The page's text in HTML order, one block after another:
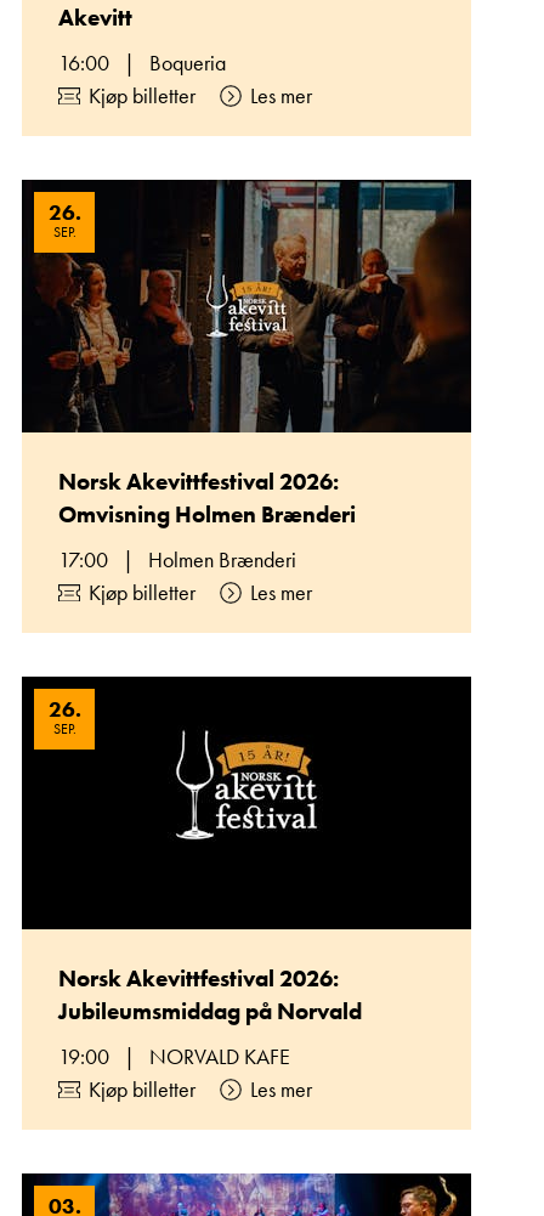
Akevitt
16:00 |
Boqueria
Kjøp billetter
Les mer
26.
SEP.
Norsk Akevittfestival 2026:
Omvisning Holmen Brænderi
17:00 |
Holmen Brænderi
Kjøp billetter
Les mer
26.
SEP.
Norsk Akevittfestival 2026:
Jubileumsmiddag på Norvald
19:00 |
NORVALD KAFE
Kjøp billetter
Les mer
03.